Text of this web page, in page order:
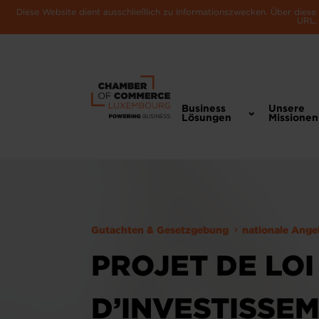
Diese Website dient ausschließlich zu Informationszwecken. Über
Business
Lösungen
Unsere
Missionen
Gutachten & Gesetzgebung nationale
PROJET DE